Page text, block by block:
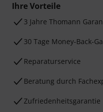
Ihre Vorteile
3 Jahre Thomann
30 Tage Money-Back-
Reparaturservice
Beratung durch
Zufriedenheitsgarantie